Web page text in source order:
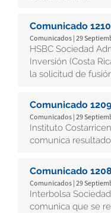
Comunicado
Comunicados | 29
HSBC Sociedad
Inversión (Costa
la solicitud de
Comunicado
Comunicados | 29
Instituto
comunica
Comunicado
Comunicados | 29
Interbolsa
comunica que se